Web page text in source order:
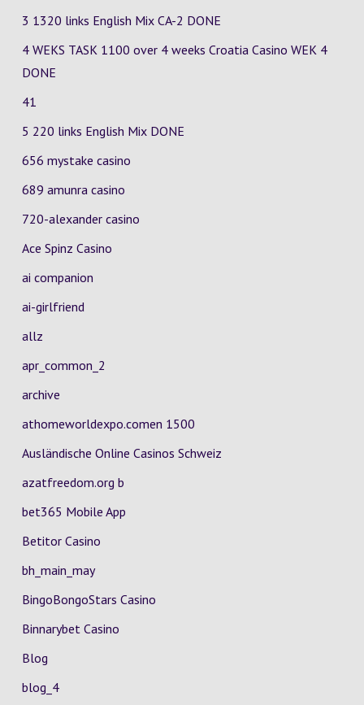
3 1320 links English Mix CA-2 DONE
4 WEKS TASK 1100 over 4 weeks Croatia Casino WEK 4
DONE
41
5 220 links English Mix DONE
656 mystake casino
689 amunra casino
720-alexander casino
Ace Spinz Casino
ai companion
ai-girlfriend
allz
apr_common_2
archive
athomeworldexpo.comen 1500
Ausländische Online Casinos Schweiz
azatfreedom.org b
bet365 Mobile App
Betitor Casino
bh_main_may
BingoBongoStars Casino
Binnarybet Casino
Blog
blog_4